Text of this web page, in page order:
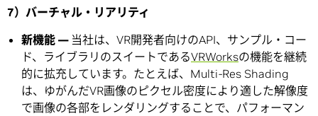
7）バーチャル・リアリティ
新機能 —当社は、VR開発者向けのAPI、サンプル・コー
ド、ライブラリのスイートであるVRWorksの機能を継続
的に拡充しています。たとえば、Multi-Res Shading
は、ゆがんだVR画像のピクセル密度により適した解像度
で画像の各部をレンダリングすることで、パフォーマン